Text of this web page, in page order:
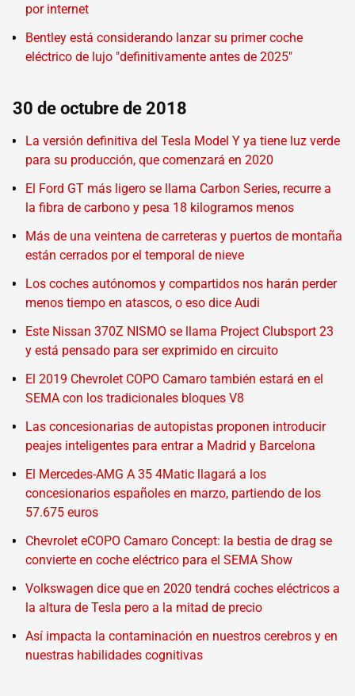
por internet
Bentley está considerando lanzar su primer coche
eléctrico de lujo "definitivamente antes de 2025"
30 de octubre de 2018
La versión definitiva del Tesla Model Y ya tiene luz verde
para su producción, que comenzará en 2020
El Ford GT más ligero se llama Carbon Series, recurre a
la fibra de carbono y pesa 18 kilogramos menos
Más de una veintena de carreteras y puertos de montaña
están cerrados por el temporal de nieve
Los coches autónomos y compartidos nos harán perder
menos tiempo en atascos, o eso dice Audi
Este Nissan 370Z NISMO se llama Project Clubsport 23
y está pensado para ser exprimido en circuito
El 2019 Chevrolet COPO Camaro también estará en el
SEMA con los tradicionales bloques V8
Las concesionarias de autopistas proponen introducir
peajes inteligentes para entrar a Madrid y Barcelona
El Mercedes-AMG A 35 4Matic llagará a los
concesionarios españoles en marzo, partiendo de los
57.675 euros
Chevrolet eCOPO Camaro Concept: la bestia de drag se
convierte en coche eléctrico para el SEMA Show
Volkswagen dice que en 2020 tendrá coches eléctricos a
la altura de Tesla pero a la mitad de precio
Así impacta la contaminación en nuestros cerebros y en
nuestras habilidades cognitivas